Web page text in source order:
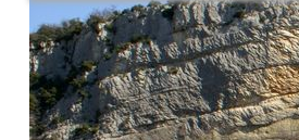
Cap Canaille
La Camargue
La Côte Bleue
La Montagnette